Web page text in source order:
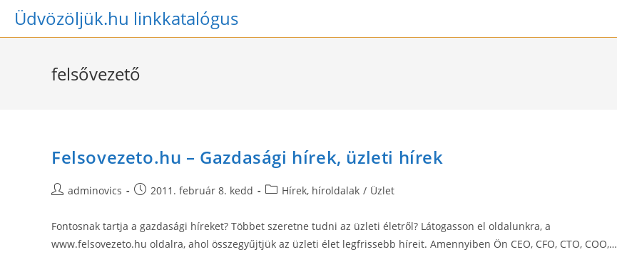
SkipÜdvözöljük.hu linkkatalógus
felsővezető
Felsovezeto.hu – Gazdasági hírek, üzleti hírek
Postadminovics
Post2011. február 8. kedd
PostHírek, híroldalak / Üzlet
Fontosnak tartja a gazdasági híreket? Többet szeretne tudni az üzleti életről? Látogasson el oldalunkra, a
www.felsovezeto.hu oldalra, ahol összegyűjtjük az üzleti élet legfrissebb híreit. Amennyiben Ön CEO, CFO, CTO, COO,…